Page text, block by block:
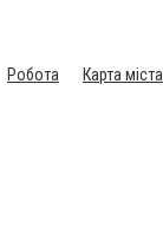
Робота
Карта міста